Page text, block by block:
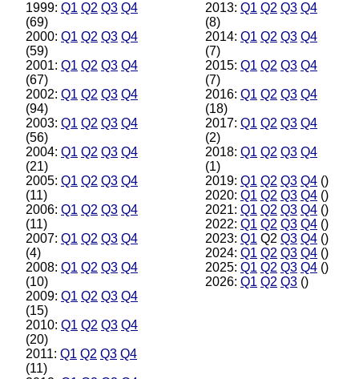
1999: Q1 Q2 Q3 Q4
(69)
2000: Q1 Q2 Q3 Q4
(59)
2001: Q1 Q2 Q3 Q4
(67)
2002: Q1 Q2 Q3 Q4
(94)
2003: Q1 Q2 Q3 Q4
(56)
2004: Q1 Q2 Q3 Q4
(21)
2005: Q1 Q2 Q3 Q4
(11)
2006: Q1 Q2 Q3 Q4
(11)
2007: Q1 Q2 Q3 Q4
(4)
2008: Q1 Q2 Q3 Q4
(10)
2009: Q1 Q2 Q3 Q4
(15)
2010: Q1 Q2 Q3 Q4
(20)
2011: Q1 Q2 Q3 Q4
(11)
2013: Q1 Q2 Q3 Q4
(8)
2014: Q1 Q2 Q3 Q4
(7)
2015: Q1 Q2 Q3 Q4
(7)
2016: Q1 Q2 Q3 Q4
(18)
2017: Q1 Q2 Q3 Q4
(2)
2018: Q1 Q2 Q3 Q4
(1)
2019: Q1 Q2 Q3 Q4 ()
2020: Q1 Q2 Q3 Q4 ()
2021: Q1 Q2 Q3 Q4 ()
2022: Q1 Q2 Q3 Q4 ()
2023: Q1 Q2 Q3 Q4 ()
2024: Q1 Q2 Q3 Q4 ()
2025: Q1 Q2 Q3 Q4 ()
2026: Q1 Q2 Q3 ()